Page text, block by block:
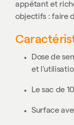
appétant et
objectifs : faire
Dose de
et
Le sac de
Surface